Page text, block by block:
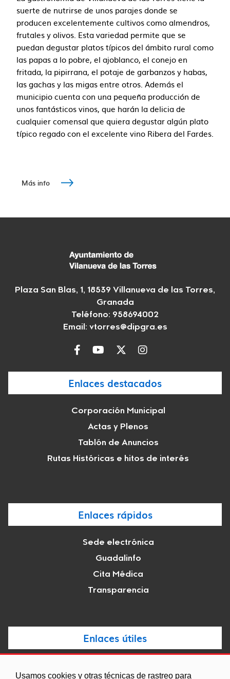
Usamos cookies y otras técnicas de rastreo para
suerte de nutrirse de unos parajes donde se
producen excelentemente cultivos como almendros,
frutales y olivos. Esta variedad permite que se
puedan degustar platos típicos del ámbito rural como
las papas a lo pobre, el ajoblanco, el conejo en
fritada, la pipirrana, el potaje de garbanzos y habas,
las gachas y las migas entre otros. Además el
municipio cuenta con una pequeña producción de
unos fantásticos vinos, que harán la delicia de
cualquier comensal que quiera degustar algún plato
típico regado con el excelente vino Ribera del Fardes.
Más info
Plaza San Blas, 1, 18539 Villanueva de las Torres,
Granada
Teléfono: 958694002
Email: vtorres@dipgra.es
Enlaces destacados
Corporación Municipal
Actas y Plenos
Tablón de Anuncios
Rutas Históricas e hitos de interés
Enlaces rápidos
Sede electrónica
Guadalinfo
Cita Médica
Transparencia
Enlaces útiles